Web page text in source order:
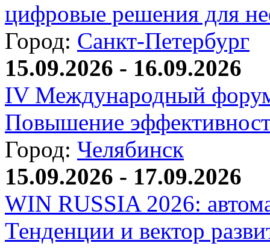
цифровые решения для
Город: Санкт-Петербург
15.09.2026 - 16.09.2026
IV Международный
Повышение
Город: Челябинск
15.09.2026 - 17.09.2026
WIN RUSSIA 2026:
Тенденции и вектор